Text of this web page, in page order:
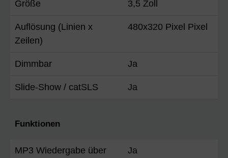
Größe 3,5 Zoll
Auflösung (Linien x
Zeilen)
480x320 Pixel Pixel
Dimmbar Ja
Slide-Show / catSLS Ja
Funktionen
MP3 Wiedergabe über
Ja